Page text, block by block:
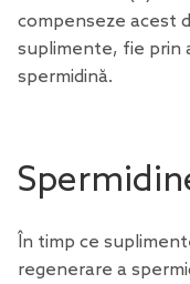
compenseze acest
suplimente, fie prin
spermidină.
În timp ce
regenerare a